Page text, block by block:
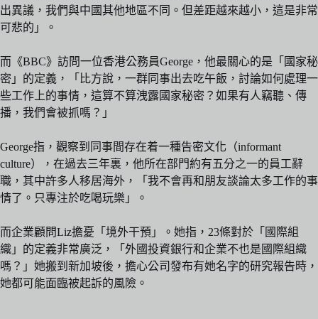
出異議，我們與中國其他地區不同。但差距越來越小，這是非常
可悲的」。
而《BBC》訪問一位香港公務員George，他最關心的是「國家秘
密」的定義，「比方說，一群同事出去吃午飯，討論如何處理一
些工作上的事情，這算不算洩露國家秘密？如果有人竊聽、傳
播，我們會被抓嗎？」
George指，觀察到同事間存在着一種告密文化（informant
culture），在過去三年裏，他所在部門約有五分之一的員工辭
職，其中許多人移居海外，「我不會再和朋友談論太多工作的事
情了。只專注於吃喝玩樂」。
而企業顧問Liz擔憂「境外干預」。她指，23條對於「國際組
織」的定義非常廣泛，「外國投資銀行和企業不也是國際組織
嗎？」她搬到新加坡後，擔心公司發布有她名字的研究報告時，
她都可能面臨被起訴的風險。